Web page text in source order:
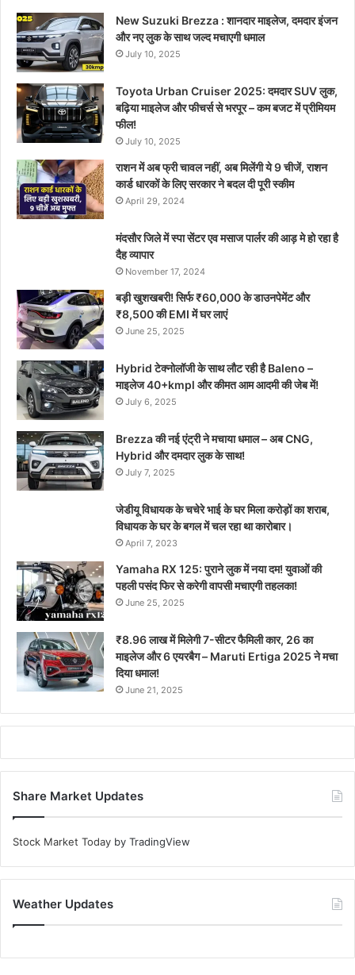
New Suzuki Brezza : शानदार माइलेज, दमदार इंजन
और नए लुक के साथ जल्द मचाएगी धमाल
July 10, 2025
Toyota Urban Cruiser 2025: दमदार SUV लुक,
बढ़िया माइलेज और फीचर्स से भरपूर – कम बजट में प्रीमियम
फील!
July 10, 2025
राशन में अब फ्री चावल नहीं, अब मिलेंगी ये 9 चीजें, राशन
कार्ड धारकों के लिए सरकार ने बदल दी पूरी स्कीम
April 29, 2024
मंदसौर जिले में स्पा सेंटर एव मसाज पार्लर की आड़ मे हो रहा है
दैह व्यापार
November 17, 2024
बड़ी खुशखबरी! सिर्फ ₹60,000 के डाउनपेमेंट और
₹8,500 की EMI में घर लाएं
June 25, 2025
Hybrid टेक्नोलॉजी के साथ लौट रही है Baleno –
माइलेज 40+kmpl और कीमत आम आदमी की जेब में!
July 6, 2025
Brezza की नई एंट्री ने मचाया धमाल – अब CNG,
Hybrid और दमदार लुक के साथ!
July 7, 2025
जेडीयू विधायक के चचेरे भाई के घर मिला करोड़ों का शराब,
विधायक के घर के बगल में चल रहा था कारोबार।
April 7, 2023
Yamaha RX 125: पुराने लुक में नया दम! युवाओं की
पहली पसंद फिर से करेगी वापसी मचाएगी तहलका!
June 25, 2025
₹8.96 लाख में मिलेगी 7-सीटर फैमिली कार, 26 का
माइलेज और 6 एयरबैग – Maruti Ertiga 2025 ने मचा
दिया धमाल!
June 21, 2025
Share Market Updates
Stock Market Today by TradingView
Weather Updates